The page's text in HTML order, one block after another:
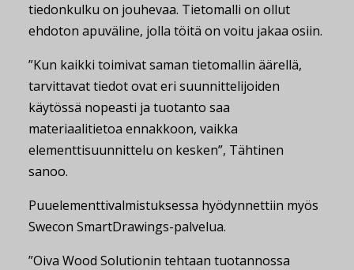
tiedonkulku on jouhevaa. Tietomalli on ollut
ehdoton apuväline, jolla töitä on voitu jakaa osiin.
”Kun kaikki toimivat saman tietomallin äärellä,
tarvittavat tiedot ovat eri suunnittelijoiden
käytössä nopeasti ja tuotanto saa
materiaalitietoa ennakkoon, vaikka
elementtisuunnittelu on kesken”, Tähtinen
sanoo.
Puuelementtivalmistuksessa hyödynnettiin myös
Swecon SmartDrawings-palvelua.
”Oiva Wood Solutionin tehtaan tuotannossa